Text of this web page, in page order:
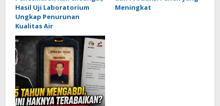
Hasil Uji Laboratorium
Ungkap Penurunan
Kualitas Air
Meningkat